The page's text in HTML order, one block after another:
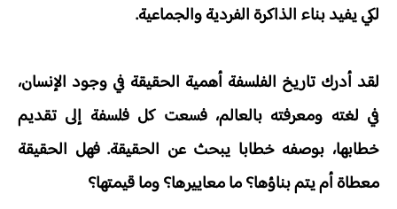
لكي يفيد بناء الذاكرة الفردية والجماعية.
لقد أدرك تاريخ الفلسفة أهمية الحقيقة في وجود الإنسان،
في لغته ومعرفته بالعالم، فسعت كل فلسفة إلى تقديم
خطابها، بوصفه خطابا يبحث عن الحقيقة. فهل الحقيقة
معطاة أم يتم بناؤها؟ ما معاييرها؟ وما قيمتها؟